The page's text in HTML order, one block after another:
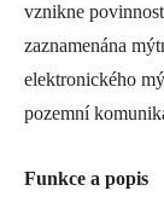
vznikne
zaznamenána
elektronického
pozemní
Funkce a popis